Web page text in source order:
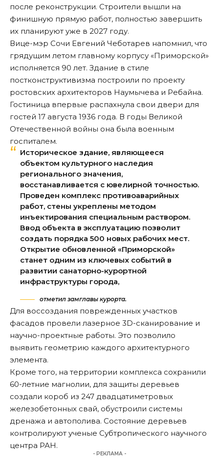
после реконструкции. Строители вышли на
финишную прямую работ, полностью завершить
их планируют уже в 2027 году.
Вице-мэр Сочи Евгений Чеботарев напомнил, что
грядущим летом главному корпусу «Приморской»
исполняется 90 лет. Здание в стиле
постконструктивизма построили по проекту
ростовских архитекторов Наумычева и Ребайна.
Гостиница впервые распахнула свои двери для
гостей 17 августа 1936 года. В годы Великой
Отечественной войны она была военным
госпиталем.
Историческое здание, являющееся
объектом культурного наследия
регионального значения,
восстанавливается с ювелирной точностью.
Проведен комплекс противоаварийных
работ, стены укреплены методом
инъектирования специальным раствором.
Ввод объекта в эксплуатацию позволит
создать порядка 500 новых рабочих мест.
Открытие обновленной «Приморской»
станет одним из ключевых событий в
развитии санаторно-курортной
инфраструктуры города,
отметил замглавы курорта.
Для воссоздания поврежденных участков
фасадов провели лазерное 3D-сканирование и
научно-проектные работы. Это позволило
выявить геометрию каждого архитектурного
элемента.
Кроме того, на территории комплекса сохранили
60-летние магнолии, для защиты деревьев
создали короб из 247 двадцатиметровых
железобетонных свай, обустроили системы
дренажа и автополива. Состояние деревьев
контролируют ученые Субтропического научного
центра РАН.
- РЕКЛАМА -